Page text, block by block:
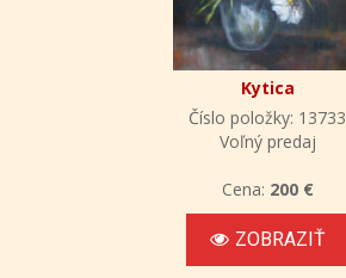
Kytica
Číslo položky: 13733
Voľný predaj
Cena: 200 €
ZOBRAZIŤ